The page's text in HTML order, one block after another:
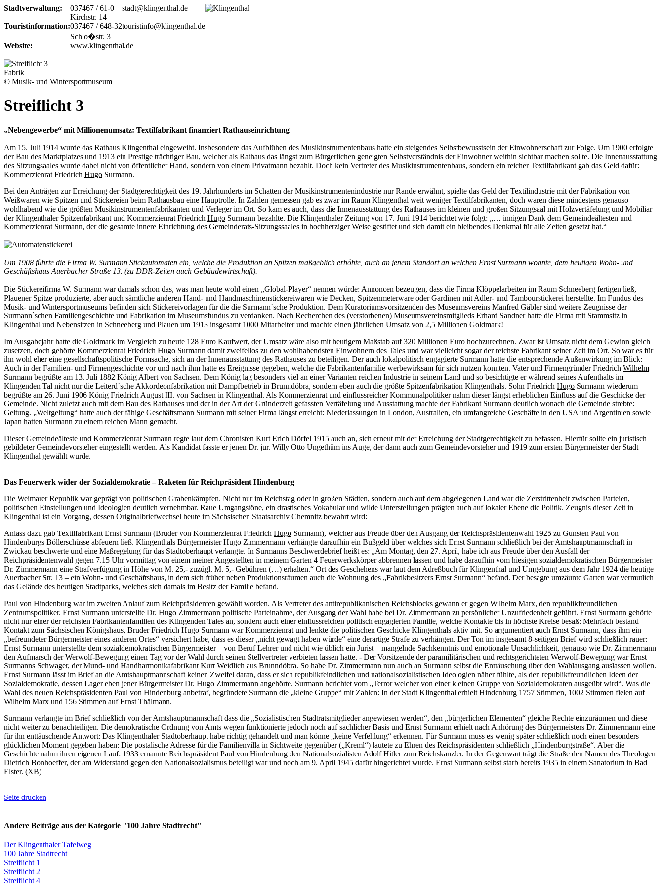
Stadtverwaltung:
037467 / 61-0
Kirchstr. 14
stadt@klingenthal.de
Touristinformation:037467 / 648-32
Schlo�str. 3
touristinfo@klingenthal.de
Website: www.klingenthal.de
Fabrik
© Musik- und Wintersportmuseum
Streiflicht 3
„Nebengewerbe“ mit Millionenumsatz: Textilfabrikant finanziert Rathauseinrichtung
Am 15. Juli 1914 wurde das Rathaus Klingenthal eingeweiht. Insbesondere das Aufblühen des Musikinstrumentenbaus hatte ein steigendes Selbstbewusstsein der Einwohnerschaft zur Folge. Um 1900 erfolgte
der Bau des Marktplatzes und 1913 ein Prestige trächtiger Bau, welcher als Rathaus das längst zum Bürgerlichen geneigten Selbstverständnis der Einwohner weithin sichtbar machen sollte. Die Innenausstattung
des Sitzungsaales wurde dabei nicht von öffentlicher Hand, sondern von einem Privatmann bezahlt. Doch kein Vertreter des Musikinstrumentenbaus, sondern ein reicher Textilfabrikant gab das Geld dafür:
Kommerzienrat Friedrich Hugo Surmann.
Bei den Anträgen zur Erreichung der Stadtgerechtigkeit des 19. Jahrhunderts im Schatten der Musikinstrumentenindustrie nur Rande erwähnt, spielte das Geld der Textilindustrie mit der Fabrikation von
Weißwaren wie Spitzen und Stickereien beim Rathausbau eine Hauptrolle. In Zahlen gemessen gab es zwar im Raum Klingenthal weit weniger Textilfabrikanten, doch waren diese mindestens genauso
wohlhabend wie die größten Musikinstrumentenfabrikanten und Verleger im Ort. So kam es auch, dass die Innenausstattung des Rathauses im kleinen und großen Sitzungsaal mit Holzvertäfelung und Mobiliar
der Klingenthaler Spitzenfabrikant und Kommerzienrat Friedrich Hugo Surmann bezahlte. Die Klingenthaler Zeitung von 17. Juni 1914 berichtet wie folgt: „… innigen Dank dem Gemeindeältesten und
Kommerzienrat Surmann, der die gesamte innere Einrichtung des Gemeinderats-Sitzungssaales in hochherziger Weise gestiftet und sich damit ein bleibendes Denkmal für alle Zeiten gesetzt hat.“
Um 1908 führte die Firma W. Surmann Stickautomaten ein, welche die Produktion an Spitzen maßgeblich erhöhte, auch an jenem Standort an welchen Ernst Surmann wohnte, dem heutigen Wohn- und
Geschäftshaus Auerbacher Straße 13. (zu DDR-Zeiten auch Gebäudewirtschaft).
Die Stickereifirma W. Surmann war damals schon das, was man heute wohl einen „Global-Player“ nennen würde: Annoncen bezeugen, dass die Firma Klöppelarbeiten im Raum Schneeberg fertigen ließ,
Plauener Spitze produzierte, aber auch sämtliche anderen Hand- und Handmaschinenstickereiwaren wie Decken, Spitzenmeterware oder Gardinen mit Adler- und Tambourstickerei herstellte. Im Fundus des
Musik- und Wintersportmuseums befinden sich Stickereivorlagen für die die Surmann`sche Produktion. Dem Kuratoriumsvorsitzenden des Museumsvereins Manfred Gäbler sind weitere Zeugnisse der
Surmann`schen Familiengeschichte und Fabrikation im Museumsfundus zu verdanken. Nach Recherchen des (verstorbenen) Museumsvereinsmitglieds Erhard Sandner hatte die Firma mit Stammsitz in
Klingenthal und Nebensitzen in Schneeberg und Plauen um 1913 insgesamt 1000 Mitarbeiter und machte einen jährlichen Umsatz von 2,5 Millionen Goldmark!
Im Ausgabejahr hatte die Goldmark im Vergleich zu heute 128 Euro Kaufwert, der Umsatz wäre also mit heutigem Maßstab auf 320 Millionen Euro hochzurechnen. Zwar ist Umsatz nicht dem Gewinn gleich
zusetzen, doch gehörte Kommerzienrat Friedrich Hugo Surmann damit zweifellos zu den wohlhabendsten Einwohnern des Tales und war vielleicht sogar der reichste Fabrikant seiner Zeit im Ort. So war es für
ihn wohl eher eine gesellschaftspolitische Formsache, sich an der Innenausstattung des Rathauses zu beteiligen. Der auch lokalpolitisch engagierte Surmann hatte die entsprechende Außenwirkung im Blick:
Auch in der Familien- und Firmengeschichte vor und nach ihm hatte es Ereignisse gegeben, welche die Fabrikantenfamilie werbewirksam für sich nutzen konnten. Vater und Firmengründer Friedrich Wilhelm
Surmann begrüßte am 13. Juli 1882 König Albert von Sachsen. Dem König lag besonders viel an einer Varianten reichen Industrie in seinem Land und so besichtigte er während seines Aufenthalts im
Klingenden Tal nicht nur die Leiterd`sche Akkordeonfabrikation mit Dampfbetrieb in Brunndöbra, sondern eben auch die größte Spitzenfabrikation Klingenthals. Sohn Friedrich Hugo Surmann wiederum
begrüßte am 26. Juni 1906 König Friedrich August III. von Sachsen in Klingenthal. Als Kommerzienrat und einflussreicher Kommunalpolitiker nahm dieser längst erheblichen Einfluss auf die Geschicke der
Gemeinde. Nicht zuletzt auch mit dem Bau des Rathauses und der in der Art der Gründerzeit gefassten Vertäfelung und Ausstattung machte der Fabrikant Surmann deutlich wonach die Gemeinde strebte:
Geltung. „Weltgeltung“ hatte auch der fähige Geschäftsmann Surmann mit seiner Firma längst erreicht: Niederlassungen in London, Australien, ein umfangreiche Geschäfte in den USA und Argentinien sowie
Japan hatten Surmann zu einem reichen Mann gemacht.
Dieser Gemeindeälteste und Kommerzienrat Surmann regte laut dem Chronisten Kurt Erich Dörfel 1915 auch an, sich erneut mit der Erreichung der Stadtgerechtigkeit zu befassen. Hierfür sollte ein juristisch
gebildeter Gemeindevorsteher eingestellt werden. Als Kandidat fasste er jenen Dr. jur. Willy Otto Ungethüm ins Auge, der dann auch zum Gemeindevorsteher und 1919 zum ersten Bürgermeister der Stadt
Klingenthal gewählt wurde.
Das Feuerwerk wider der Sozialdemokratie – Raketen für Reichpräsident Hindenburg
Die Weimarer Republik war geprägt von politischen Grabenkämpfen. Nicht nur im Reichstag oder in großen Städten, sondern auch auf dem abgelegenen Land war die Zerstrittenheit zwischen Parteien,
politischen Einstellungen und Ideologien deutlich vernehmbar. Raue Umgangstöne, ein drastisches Vokabular und wilde Unterstellungen prägten auch auf lokaler Ebene die Politik. Zeugnis dieser Zeit in
Klingenthal ist ein Vorgang, dessen Originalbriefwechsel heute im Sächsischen Staatsarchiv Chemnitz bewahrt wird:
Anlass dazu gab Textilfabrikant Ernst Surmann (Bruder von Kommerzienrat Friedrich Hugo Surmann), welcher aus Freude über den Ausgang der Reichspräsidentenwahl 1925 zu Gunsten Paul von
Hindenburgs Böllerschüsse abfeuern ließ. Klingenthals Bürgermeister Hugo Zimmermann verhängte daraufhin ein Bußgeld über welches sich Ernst Surmann schließlich bei der Amtshauptmannschaft in
Zwickau beschwerte und eine Maßregelung für das Stadtoberhaupt verlangte. In Surmanns Beschwerdebrief heißt es: „Am Montag, den 27. April, habe ich aus Freude über den Ausfall der
Reichpräsidentenwahl gegen 7.15 Uhr vormittag von einem meiner Angestellten in meinem Garten 4 Feuerwerkskörper abbrennen lassen und habe daraufhin vom hiesigen sozialdemokratischen Bürgermeister
Dr. Zimmermann eine Strafverfügung in Höhe von M. 25,- zuzügl. M. 5,- Gebühren (…) erhalten.“ Ort des Geschehens war laut dem Adreßbuch für Klingenthal und Umgebung aus dem Jahr 1924 die heutige
Auerbacher Str. 13 – ein Wohn- und Geschäftshaus, in dem sich früher neben Produktionsräumen auch die Wohnung des „Fabrikbesitzers Ernst Surmann“ befand. Der besagte umzäunte Garten war vermutlich
das Gelände des heutigen Stadtparks, welches sich damals im Besitz der Familie befand.
Paul von Hindenburg war im zweiten Anlauf zum Reichpräsidenten gewählt worden. Als Vertreter des antirepublikanischen Reichsblocks gewann er gegen Wilhelm Marx, den republikfreundlichen
Zentrumspolitiker. Ernst Surmann unterstellte Dr. Hugo Zimmermann politische Parteinahme, der Ausgang der Wahl habe bei Dr. Zimmermann zu persönlicher Unzufriedenheit geführt. Ernst Surmann gehörte
nicht nur einer der reichsten Fabrikantenfamilien des Klingenden Tales an, sondern auch einer einflussreichen politisch engagierten Familie, welche Kontakte bis in höchste Kreise besaß: Mehrfach bestand
Kontakt zum Sächsischen Königshaus, Bruder Friedrich Hugo Surmann war Kommerzienrat und lenkte die politischen Geschicke Klingenthals aktiv mit. So argumentiert auch Ernst Surmann, dass ihm ein
„befreundeter Bürgermeister eines anderen Ortes“ versichert habe, dass es dieser „nicht gewagt haben würde“ eine derartige Strafe zu verhängen. Der Ton im insgesamt 8-seitigen Brief wird schließlich rauer:
Ernst Surmann unterstellte dem sozialdemokratischen Bürgermeister – von Beruf Lehrer und nicht wie üblich ein Jurist – mangelnde Sachkenntnis und emotionale Unsachlichkeit, genauso wie Dr. Zimmermann
den Aufmarsch der Werwolf-Bewegung einen Tag vor der Wahl durch seinen Stellvertreter verbieten lassen hatte. - Der Vorsitzende der paramilitärischen und rechtsgerichteten Werwolf-Bewegung war Ernst
Surmanns Schwager, der Mund- und Handharmonikafabrikant Kurt Weidlich aus Brunndöbra. So habe Dr. Zimmermann nun auch an Surmann selbst die Enttäuschung über den Wahlausgang auslassen wollen.
Ernst Surmann lässt im Brief an die Amtshauptmannschaft keinen Zweifel daran, dass er sich republikfeindlichen und nationalsozialistischen Ideologien näher fühlte, als den republikfreundlichen Ideen der
Sozialdemokratie, dessen Lager eben jener Bürgermeister Dr. Hugo Zimmermann angehörte. Surmann berichtet vom „Terror welcher von einer kleinen Gruppe von Sozialdemokraten ausgeübt wird“. Was die
Wahl des neuen Reichspräsidenten Paul von Hindenburg anbetraf, begründete Surmann die „kleine Gruppe“ mit Zahlen: In der Stadt Klingenthal erhielt Hindenburg 1757 Stimmen, 1002 Stimmen fielen auf
Wilhelm Marx und 156 Stimmen auf Ernst Thälmann.
Surmann verlangte im Brief schließlich von der Amtshauptmannschaft dass die „Sozialistischen Stadtratsmitglieder angewiesen werden“, den „bürgerlichen Elementen“ gleiche Rechte einzuräumen und diese
nicht weiter zu benachteiligen. Die demokratische Ordnung von Amts wegen funktionierte jedoch noch auf sachlicher Basis und Ernst Surmann erhielt nach Anhörung des Bürgermeisters Dr. Zimmermann eine
für ihn enttäuschende Antwort: Das Klingenthaler Stadtoberhaupt habe richtig gehandelt und man könne „keine Verfehlung“ erkennen. Für Surmann muss es wenig später schließlich noch einen besonders
glücklichen Moment gegeben haben: Die postalische Adresse für die Familienvilla in Sichtweite gegenüber („Kreml“) lautete zu Ehren des Reichspräsidenten schließlich „Hindenburgstraße“. Aber die
Geschichte nahm ihren eigenen Lauf: 1933 ernannte Reichspräsident Paul von Hindenburg den Nationalsozialisten Adolf Hitler zum Reichskanzler. In der Gegenwart trägt die Straße den Namen des Theologen
Dietrich Bonhoeffer, der am Widerstand gegen den Nationalsozialismus beteiligt war und noch am 9. April 1945 dafür hingerichtet wurde. Ernst Surmann selbst starb bereits 1935 in einem Sanatorium in Bad
Elster. (XB)
Seite drucken
Andere Beiträge aus der Kategorie "100 Jahre Stadtrecht"
Der Klingenthaler Tafelweg
100 Jahre Stadtrecht
Streiflicht 1
Streiflicht 2
Streiflicht 4